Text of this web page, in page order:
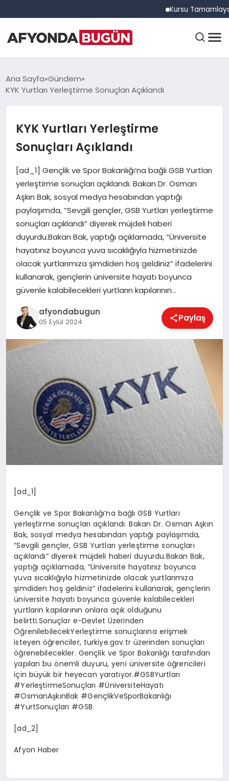
Kursu Tamamlayan
ANASAYFA
EĞITIM
DÜNYA
EKONOMI
MAGAZIN
SAĞLIK
SIYASET
YAŞAM
Ana Sayfa Gündem
KYK Yurtları Yerleştirme Sonuçları Açıklandı
KYK Yurtları Yerleştirme
Sonuçları Açıklandı
[ad_1] Gençlik ve Spor Bakanlığı’na bağlı GSB Yurtları
yerleştirme sonuçları açıklandı. Bakan Dr. Osman
Aşkın Bak, sosyal medya hesabından yaptığı
paylaşımda, “Sevgili gençler, GSB Yurtları yerleştirme
sonuçları açıklandı” diyerek müjdeli haberi
duyurdu.Bakan Bak, yaptığı açıklamada, “Üniversite
hayatınız boyunca yuva sıcaklığıyla hizmetinizde
olacak yurtlarımıza şimdiden hoş geldiniz” ifadelerini
kullanarak, gençlerin üniversite hayatı boyunca
güvenle kalabilecekleri yurtların kapılarının…
afyondabugun
05 Eylül 2024 Paylaş
[ad_1]
Gençlik ve Spor Bakanlığı’na bağlı GSB Yurtları
yerleştirme sonuçları açıklandı. Bakan Dr. Osman Aşkın
Bak, sosyal medya hesabından yaptığı paylaşımda,
“Sevgili gençler, GSB Yurtları yerleştirme sonuçları
açıklandı” diyerek müjdeli haberi duyurdu.Bakan Bak,
yaptığı açıklamada, “Üniversite hayatınız boyunca
yuva sıcaklığıyla hizmetinizde olacak yurtlarımıza
şimdiden hoş geldiniz” ifadelerini kullanarak, gençlerin
üniversite hayatı boyunca güvenle kalabilecekleri
yurtların kapılarının onlara açık olduğunu
belirtti.Sonuçlar e-Devlet Üzerinden
ÖğrenilebilecekYerleştirme sonuçlarına erişmek
isteyen öğrenciler, turkiye.gov.tr üzerinden sonuçları
öğrenebilecekler. Gençlik ve Spor Bakanlığı tarafından
yapılan bu önemli duyuru, yeni üniversite öğrencileri
için büyük bir heyecan yaratıyor.#GSBYurtları
#YerleştirmeSonuçları #ÜniversiteHayatı
#OsmanAşkınBak #GençlikVeSporBakanlığı
#YurtSonuçları #GSB
[ad_2]
Afyon Haber